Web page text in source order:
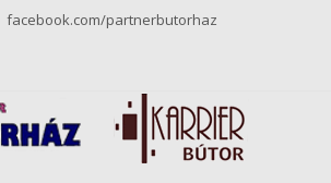
facebook.com/partnerbutorhaz